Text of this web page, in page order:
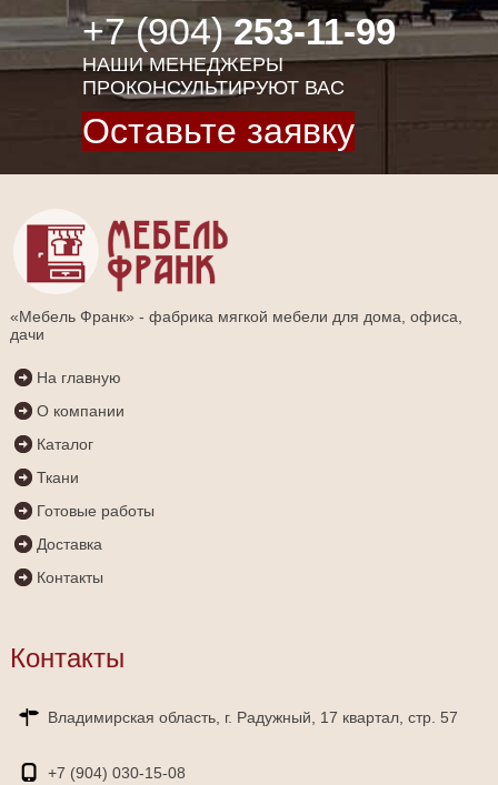
+7 (904)253-11-99
НАШИ МЕНЕДЖЕРЫ
ПРОКОНСУЛЬТИРУЮТ ВАС
Оставьте заявку
«Мебель Франк» - фабрика мягкой мебели для дома, офиса,
дачи
На главную
О компании
Каталог
Ткани
Готовые работы
Доставка
Контакты
Контакты
Владимирская область, г. Радужный, 17 квартал, стр. 57
+7 (904) 030-15-08